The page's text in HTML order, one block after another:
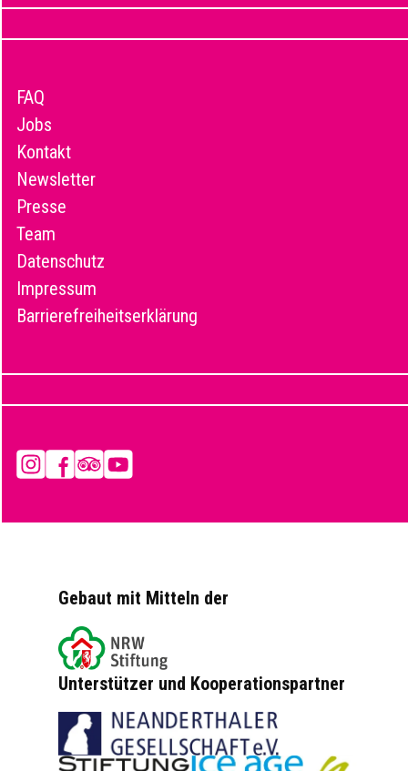
FAQ
Jobs
Kontakt
Newsletter
Presse
Team
Datenschutz
Impressum
Barrierefreiheitserklärung
InstagramFacebook
Tripadvisor
YouTube
Gebaut mit Mitteln der
Unterstützer und Kooperationspartner